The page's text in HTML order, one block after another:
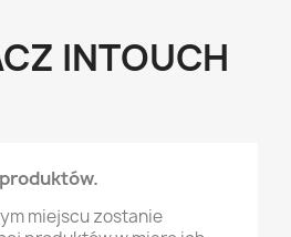
INTOUCH
miejscu zostanie